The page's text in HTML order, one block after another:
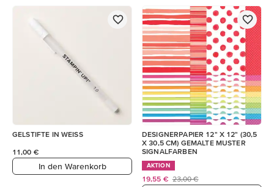
GELSTIFTE IN WEISS
11,00 €
In den Warenkorb
DESIGNERPAPIER 12" X 12" (30,5
X 30,5 CM) GEMALTE MUSTER
SIGNALFARBEN
AKTION
19,55 € 23,00 €